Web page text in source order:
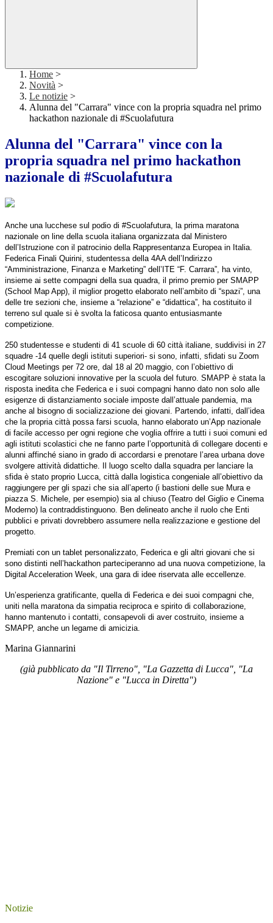
Home >
Novità >
Le notizie >
Alunna del "Carrara" vince con la propria squadra nel primo
hackathon nazionale di #Scuolafutura
Alunna del "Carrara" vince con la
propria squadra nel primo hackathon
nazionale di #Scuolafutura
Anche una lucchese sul podio di #Scuolafutura, la prima maratona
nazionale on line della scuola italiana organizzata dal Ministero
dell’Istruzione con il patrocinio della Rappresentanza Europea in Italia.
Federica Finali Quirini, studentessa della 4AA dell’Indirizzo
“Amministrazione, Finanza e Marketing” dell’ITE “F. Carrara”, ha vinto,
insieme ai sette compagni della sua quadra, il primo premio per SMAPP
(School Map App), il miglior progetto elaborato nell’ambito di “spazi”, una
delle tre sezioni che, insieme a “relazione” e “didattica”, ha costituito il
terreno sul quale si è svolta la faticosa quanto entusiasmante
competizione.
250 studentesse e studenti di 41 scuole di 60 città italiane, suddivisi in 27
squadre -14 quelle degli istituti superiori- si sono, infatti, sfidati su Zoom
Cloud Meetings per 72 ore, dal 18 al 20 maggio, con l’obiettivo di
escogitare soluzioni innovative per la scuola del futuro. SMAPP è stata la
risposta inedita che Federica e i suoi compagni hanno dato non solo alle
esigenze di distanziamento sociale imposte dall’attuale pandemia, ma
anche al bisogno di socializzazione dei giovani. Partendo, infatti, dall’idea
che la propria città possa farsi scuola, hanno elaborato un’App nazionale
di facile accesso per ogni regione che voglia offrire a tutti i suoi comuni ed
agli istituti scolastici che ne fanno parte l’opportunità di collegare docenti e
alunni affinché siano in grado di accordarsi e prenotare l’area urbana dove
svolgere attività didattiche. Il luogo scelto dalla squadra per lanciare la
sfida è stato proprio Lucca, città dalla logistica congeniale all’obiettivo da
raggiungere per gli spazi che sia all’aperto (i bastioni delle sue Mura e
piazza S. Michele, per esempio) sia al chiuso (Teatro del Giglio e Cinema
Moderno) la contraddistinguono. Ben delineato anche il ruolo che Enti
pubblici e privati dovrebbero assumere nella realizzazione e gestione del
progetto.
Premiati con un tablet personalizzato, Federica e gli altri giovani che si
sono distinti nell’hackathon parteciperanno ad una nuova competizione, la
Digital Acceleration Week, una gara di idee riservata alle eccellenze.
Un’esperienza gratificante, quella di Federica e dei suoi compagni che,
uniti nella maratona da simpatia reciproca e spirito di collaborazione,
hanno mantenuto i contatti, consapevoli di aver costruito, insieme a
SMAPP, anche un legame di amicizia.
Marina Giannarini
(già pubblicato da "Il Tirreno", "La Gazzetta di Lucca", "La
Nazione" e "Lucca in Diretta")
Notizie